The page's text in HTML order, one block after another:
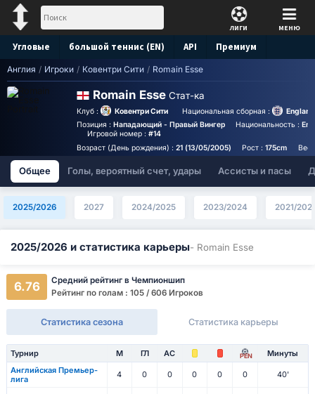
ЛИГИ МЕНЮ
Угловые большой теннис (EN) API Премиум
Прогноз
Англия / Игроки / Ковентри Сити / Romain Esse
Romain Esse Стат-ка
Клуб : Ковентри Сити Национальная сборная :
Позиция : Нападающий - Правый Вингер Национальность :
Игровой номер :#14
Возраст (День рождения) : 21 (13/05/2005) Рост :175cm Вес
Общее Голы, вероятный счет, удары Ассисты и пасы
2025/2026 2027 2024/2025 2023/2024 2021/
2025/2026 и статистика карьеры- Romain Esse
6.76
Средний рейтинг в Чемпионшип
Рейтинг по голам : 105 / 606 Игроков
Статистика сезона Статистика карьеры
Турнир М ГЛ АС PEN
Минуты
Английская Премьер-
лига
4 0 0 0 0 0 40'